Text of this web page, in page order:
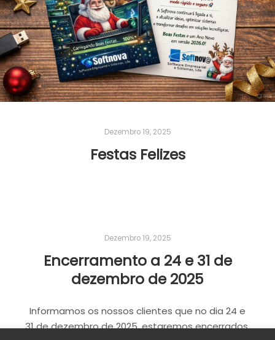
Dezembro 19, 2025
Festas Felizes
Dezembro 19, 2025
Encerramento a 24 e 31 de
dezembro de 2025
Informamos os nossos clientes que no dia 24 e
31 de dezembro de 2025, estaremos encerrados.